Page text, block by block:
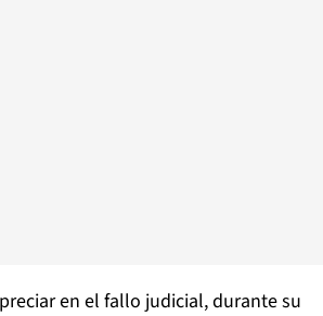
en el fallo judicial, durante su